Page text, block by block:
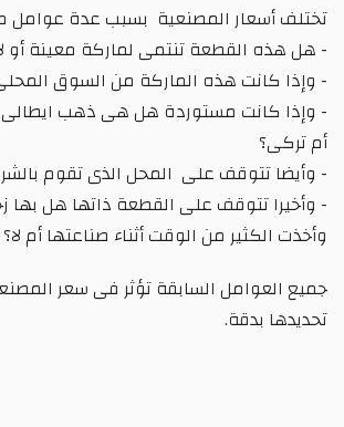
المصنعية بسبب عدة عوامل منها:
تنتمى لماركة معينة أو لا ؟
هذه الماركة من السوق المحلى أم
مستوردة هل هى ذهب ايطالى أم ذهب
على المحل الذى تقوم بالشراء منه
على القطعة ذاتها هل بها زخرفة وجهد
من الوقت أثناء صناعتها أم لا؟
السابقة تؤثر فى سعر المصنعية لذلك لا